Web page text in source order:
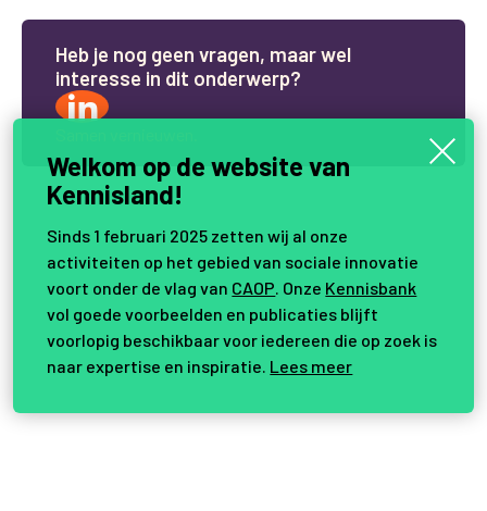
Heb je nog geen vragen, maarwel
interesse in dit onderwerp?
Welkom op de website van
Kennisland!
Sinds 1 februari 2025 zetten wij al onze
activiteiten op het gebied van sociale innovatie
voort onder de vlag van CAOP . Onze Kennisbank
vol goede voorbeelden en publicaties blijft
voorlopig beschikbaar voor iedereen die op zoek is
naar expertise en inspiratie. Lees meer